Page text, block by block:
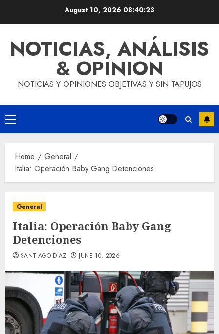
August 10, 2026 08:40:23
NOTICIAS, ANÁLISIS
& OPINION
NOTICIAS Y OPINIONES OBJETIVAS Y SIN TAPUJOS
Primary
Menu
Home
General
Italia: Operación Baby Gang Detenciones
General
Italia: Operación Baby Gang
Detenciones
SANTIAGO DIAZ JUNE 10, 2026